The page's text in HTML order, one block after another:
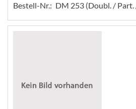
Bestell-Nr.: DM 253 (Doubl. / Part.